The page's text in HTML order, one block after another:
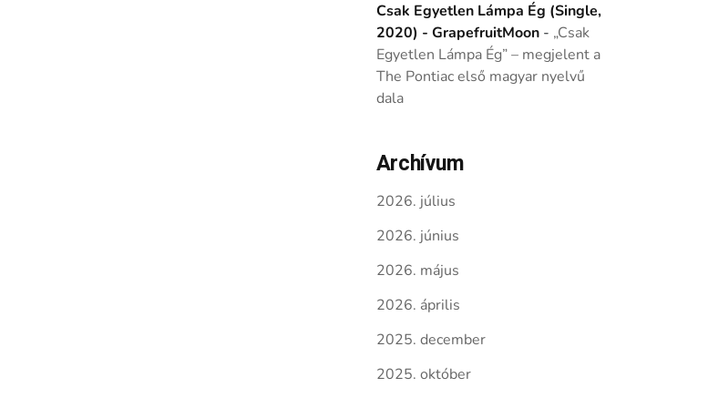
Csak Egyetlen Lámpa Ég (Single,
2020) - GrapefruitMoon- „Csak
Egyetlen Lámpa Ég” – megjelent a
The Pontiac első magyar nyelvű
dala
Archívum
2026. július
2026. június
2026. május
2026. április
2025. december
2025. október